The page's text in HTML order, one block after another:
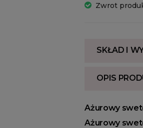
Zwrot
SKŁAD I
OPIS
Ażurowy
Ażurowy